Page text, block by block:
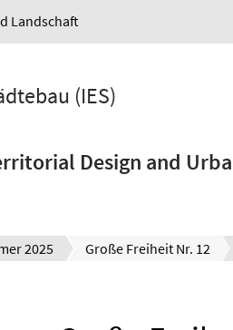
Landschaft
(IES)
Design and
2025 Große Freiheit Nr. 12